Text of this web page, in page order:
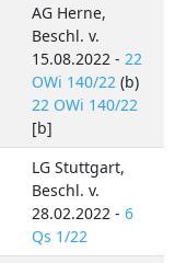
AG Herne,
Beschl. v.
15.08.2022 - 22
OWi 140/22 (b)
22 OWi 140/22
[b]
LG Stuttgart,
Beschl. v.
28.02.2022 - 6
Qs 1/22